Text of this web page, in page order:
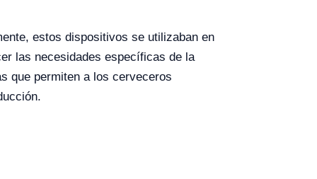
estos dispositivos se utilizaban en
las necesidades específicas de la
que permiten a los cerveceros